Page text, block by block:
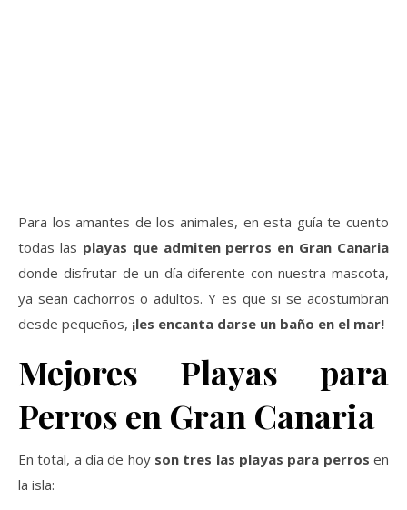
Para los amantes de los animales, en esta guía te cuento
todas las playas que admiten perros en Gran Canaria
donde disfrutar de un día diferente con nuestra mascota,
ya sean cachorros o adultos. Y es que si se acostumbran
desde pequeños, ¡les encanta darse un baño en el mar!
Mejores Playas para
Perros en Gran Canaria
En total, a día de hoy son tres las playas para perros en
la isla: